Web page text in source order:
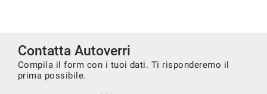
Contatta Autoverri
Compila il form con i tuoi dati. Ti risponderemo il
prima possibile.